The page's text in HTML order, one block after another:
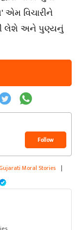
વિચારીને
લેશે અને પુણ્યનું
Follow
Moral Stories |